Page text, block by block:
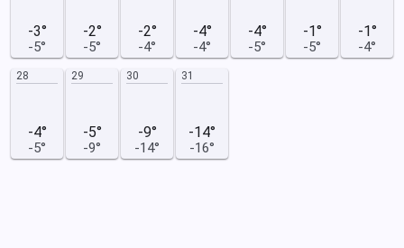
-3°
-5°
-2°
-5°
-2°
-4°
-4°
-4°
-4°
-5°
-1°
-5°
-1°
-4°
28
-4°
-5°
29
-5°
-9°
30
-9°
-14°
31
-14°
-16°